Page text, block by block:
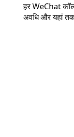
हर WeChat
अवधि और यहां तक